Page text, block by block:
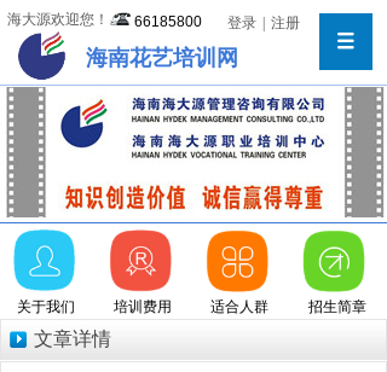
海大源欢迎您！ 66185800 登录 注册
海南花艺培训网
关于我们 培训费用 招生简章
适合人群
文章详情